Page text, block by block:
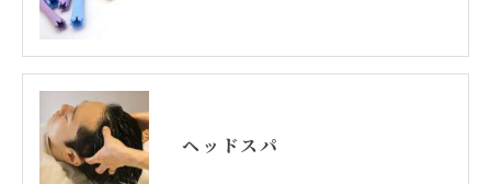
ヘッドスパ